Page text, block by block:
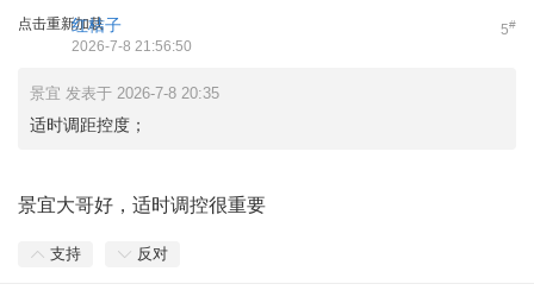
点击重新加载 5#
红桔子
2026-7-8 21:56:50
景宜 发表于 2026-7-8 20:35
适时调距控度；
景宜大哥好，适时调控很重要
支持 反对